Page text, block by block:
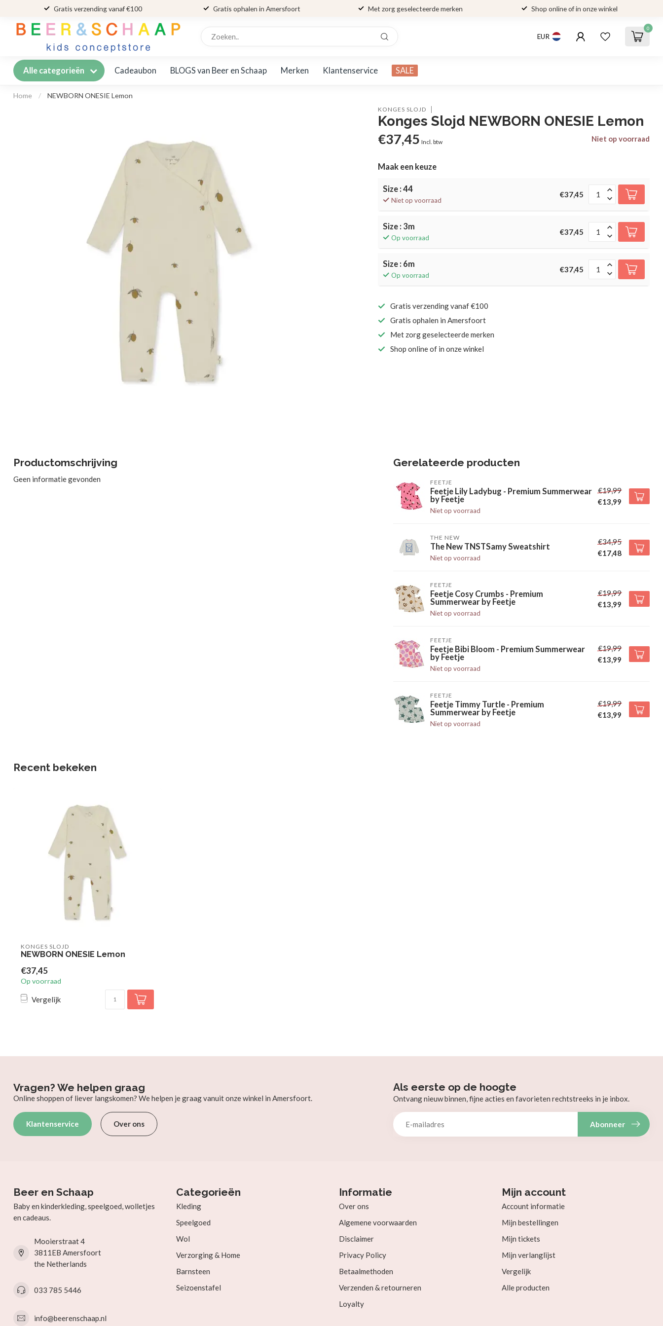
Gratis verzending vanaf €100 Gratis ophalen in Amersfoort Met zorg geselecteerde merken Shop online of in onze winkel
EUR
0
Alle categorieën Cadeaubon BLOGS van Beer en Schaap Merken Klantenservice SALE
Home / NEWBORN ONESIE Lemon
KONGES SLOJD
Konges Slojd NEWBORN ONESIE Lemon
€37,45 Incl. btw Niet op voorraad
Maak een keuze
Size : 44
Niet op voorraad
€37,45
Size : 3m
Op voorraad
€37,45
Size : 6m
Op voorraad
€37,45
Gratis verzending vanaf €100
Gratis ophalen in Amersfoort
Met zorg geselecteerde merken
Shop online of in onze winkel
Productomschrijving
Geen informatie gevonden
Gerelateerde producten
FEETJE
Feetje Lily Ladybug - Premium Summerwear
by Feetje
Niet op voorraad
€19,99
€13,99
THE NEW
The New TNSTSamy Sweatshirt
Niet op voorraad
€34,95
€17,48
FEETJE
Feetje Cosy Crumbs - Premium
Summerwear by Feetje
Niet op voorraad
€19,99
€13,99
FEETJE
Feetje Bibi Bloom - Premium Summerwear
by Feetje
Niet op voorraad
€19,99
€13,99
FEETJE
Feetje Timmy Turtle - Premium
Summerwear by Feetje
Niet op voorraad
€19,99
€13,99
Recent bekeken
KONGES SLOJD
NEWBORN ONESIE Lemon
€37,45
Op voorraad
Vergelijk
Vragen? We helpen graag
Online shoppen of liever langskomen? We helpen je graag vanuit onze winkel in Amersfoort.
Klantenservice Over ons
Als eerste op de hoogte
Ontvang nieuw binnen, fijne acties en favorieten rechtstreeks in je inbox.
Abonneer
Beer en Schaap
Baby en kinderkleding, speelgoed, wolletjes
en cadeaus.
Mooierstraat 4
3811EB Amersfoort
the Netherlands
033 785 5446
info@beerenschaap.nl
Categorieën
Kleding
Speelgoed
Wol
Verzorging & Home
Barnsteen
Seizoenstafel
Informatie
Over ons
Algemene voorwaarden
Disclaimer
Privacy Policy
Betaalmethoden
Verzenden & retourneren
Loyalty
Mijn account
Account informatie
Mijn bestellingen
Mijn tickets
Mijn verlanglijst
Vergelijk
Alle producten